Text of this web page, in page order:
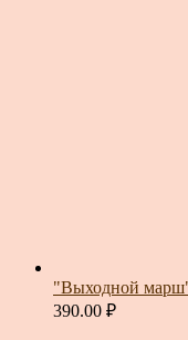
"Выходной
390.00 ₽